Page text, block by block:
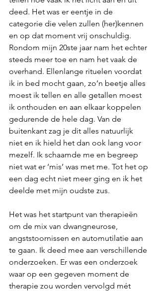
deed. Het was er eentje in de
categorie die velen zullen (her)kennen
en op dat moment vrij onschuldig.
Rondom mijn 20ste jaar nam het echter
steeds meer toe en nam het vaak de
overhand. Ellenlange rituelen voordat
ik in bed mocht gaan, zo’n beetje alles
moest ik tellen en alle getallen moest
ik onthouden en aan elkaar koppelen
gedurende de hele dag. Van de
buitenkant zag je dit alles natuurlijk
niet en ik hield het dan ook lang voor
mezelf. Ik schaamde me en begreep
niet wat er ‘mis’ was met me. Tot het op
een dag echt niet meer ging en ik het
deelde met mijn oudste zus.
Het was het startpunt van therapieën
om de mix van dwangneurose,
angststoornissen en automutilatie aan
te gaan. Ik deed mee aan verschillende
onderzoeken. Er was een onderzoek
waar op een gegeven moment de
therapie zou worden vervolgd mét